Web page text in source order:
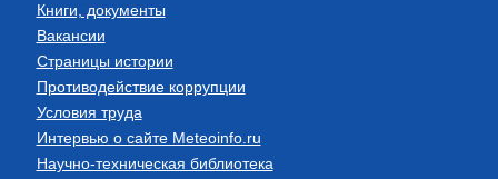
Книги, документы
Вакансии
Страницы истории
Противодействие коррупции
Условия труда
Интервью о сайте Meteoinfo.ru
Научно-техническая библиотека